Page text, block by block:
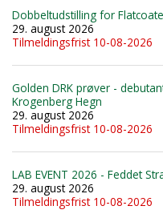
Dobbeltudstilling for
29. august 2026
Tilmeldingsfrist 10-08-2026
Golden DRK prøver -
Krogenberg Hegn
29. august 2026
Tilmeldingsfrist 10-08-2026
LAB EVENT 2026 - Feddet
29. august 2026
Tilmeldingsfrist 10-08-2026